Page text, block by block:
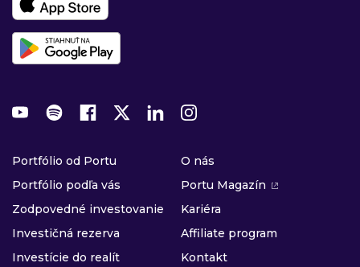
Portfólio od Portu
Portfólio podľa vás
Zodpovedné investovanie
Investičná rezerva
Investície do realít
O nás
Portu Magazín
Kariéra
Affiliate program
Kontakt